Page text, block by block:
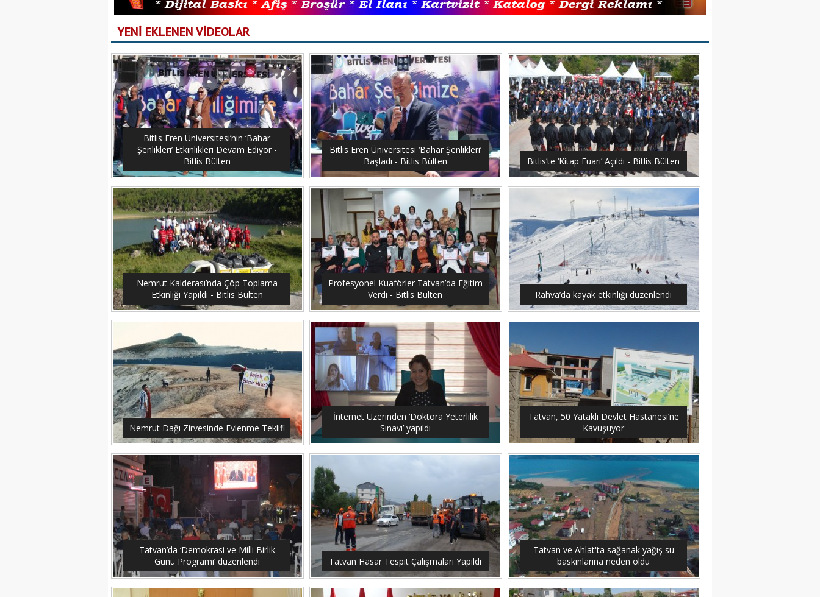
YENİ EKLENEN VİDEOLAR
Bitlis Eren Üniversitesi’nin ‘Bahar
Şenlikleri’ Etkinlikleri Devam Ediyor -
Bitlis Bülten
Bitlis Eren Üniversitesi ‘Bahar Şenlikleri’
Başladı - Bitlis Bülten
Bitlis’te ‘Kitap Fuarı’ Açıldı - Bitlis Bülten
Nemrut Kalderası’nda Çöp Toplama
Etkinliği Yapıldı - Bitlis Bülten
Profesyonel Kuaförler Tatvan’da Eğitim
Verdi - Bitlis Bülten
Rahva’da kayak etkinliği düzenlendi
Nemrut Dağı Zirvesinde Evlenme Teklifi
İnternet Üzerinden ‘Doktora Yeterlilik
Sınavı’ yapıldı
Tatvan, 50 Yataklı Devlet Hastanesi’ne
Kavuşuyor
Tatvan’da ‘Demokrasi ve Milli Birlik
Günü Programı’ düzenlendi
Tatvan Hasar Tespit Çalışmaları Yapıldı
Tatvan ve Ahlat'ta sağanak yağış su
baskınlarına neden oldu